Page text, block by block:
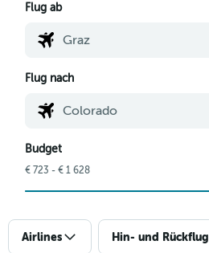
Flug ab
Flug nach
Budget
€ 723 - € 1 628
Airlines Hin- und Rückflug